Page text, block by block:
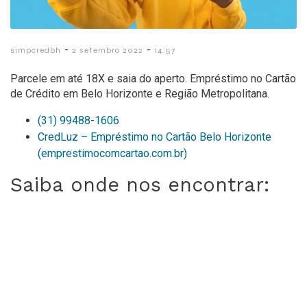
simpcredbh - 2 setembro 2022 - 14:57
Parcele em até 18X e saia do aperto. Empréstimo no Cartão
de Crédito em Belo Horizonte e Região Metropolitana.
(31) 99488-1606
CredLuz – Empréstimo no Cartão Belo Horizonte
(emprestimocomcartao.com.br)
Saiba onde nos encontrar: